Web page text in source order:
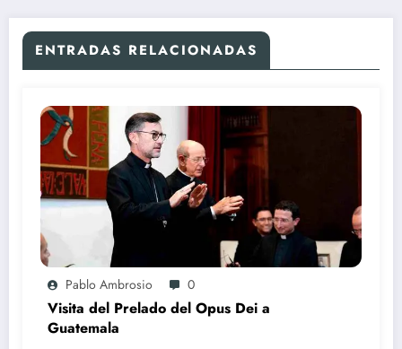
ENTRADAS RELACIONADAS
Pablo Ambrosio 0
Visita del Prelado del Opus Dei a
Guatemala